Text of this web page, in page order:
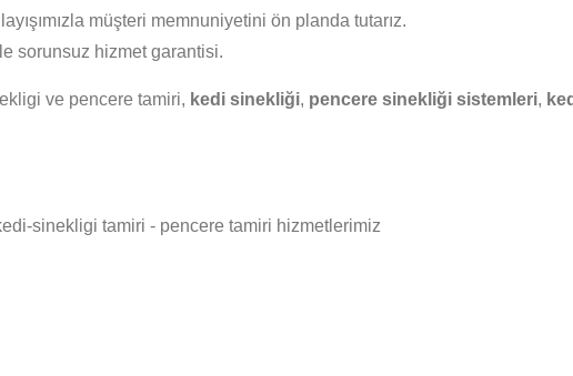
müşteri memnuniyetini ön planda tutarız.
sorunsuz hizmet garantisi.
ve pencere tamiri, kedi sinekliği, pencere sinekliği sistemleri,
sinekligi tamiri - pencere tamiri hizmetlerimiz